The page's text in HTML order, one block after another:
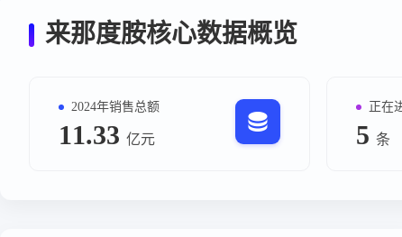
来那度胺核心数据概览
2024年销售总额
11.33 亿元
正在
5 条